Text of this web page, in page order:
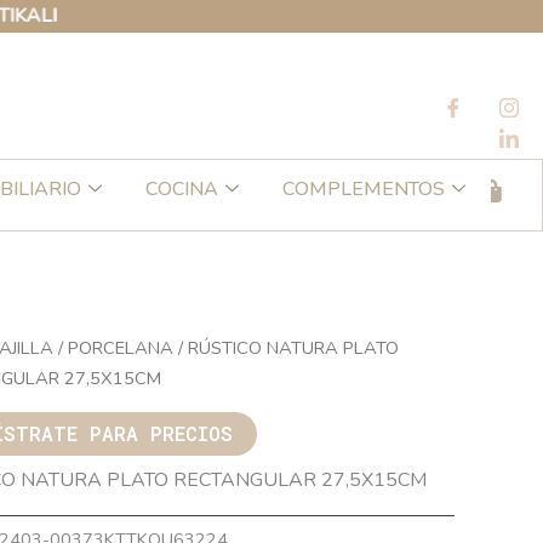
COCINA
COMPLEMENTOS
/ PORCELANA / RÚSTICO NATURA PLATO
27,5X15CM
PARA PRECIOS
NATURA PLATO RECTANGULAR 27,5X15CM